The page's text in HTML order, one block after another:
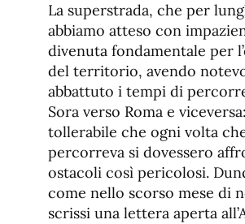
La superstrada, che per
abbiamo atteso con
divenuta fondamentale per
del territorio, avendo
abbattuto i tempi di
Sora verso Roma e
tollerabile che ogni volta
percorreva si dovessero
ostacoli così pericolosi.
come nello scorso mese di
scrissi una lettera aperta